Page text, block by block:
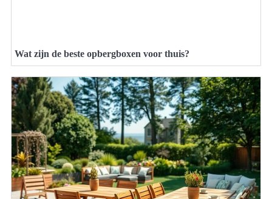
Wat zijn de beste opbergboxen voor thuis?